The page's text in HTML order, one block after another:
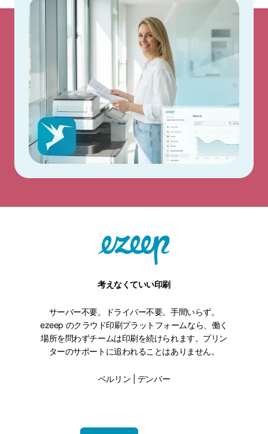
考えなくていい印刷
サーバー不要。ドライバー不要。手間いらず。
ezeep のクラウド印刷プラットフォームなら、働く
場所を問わずチームは印刷を続けられます。プリン
ターのサポートに追われることはありません。
ベルリン | デンバー